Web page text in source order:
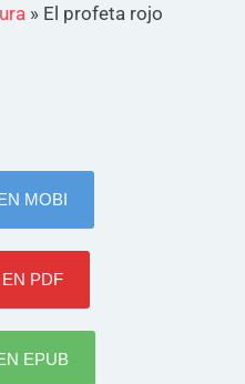
» El profeta rojo
MOBI
PDF
EPUB